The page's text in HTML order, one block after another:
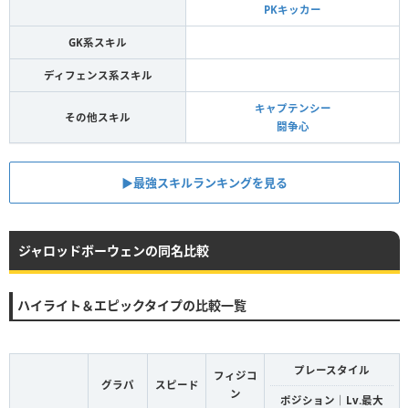
PKキッカー
GK系スキル
ディフェンス系スキル
その他スキル
キャプテンシー
闘争心
▶︎最強スキルランキングを見る
ジャロッドボーウェンの同名比較
ハイライト＆エピックタイプの比較一覧
グラパ スピード
フィジコ
ン
プレースタイル
ポジション｜Lv.最大